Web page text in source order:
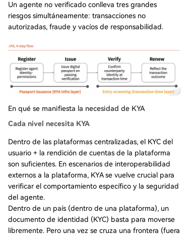
Un agente no verificado conlleva tres grandes
riesgos simultáneamente: transacciones no
autorizadas, fraude y vacíos de responsabilidad.
En qué se manifiesta la necesidad de KYA
Cada nivel necesita KYA
Dentro de las plataformas centralizadas, el KYC del
usuario + la rendición de cuentas de la plataforma
son suficientes. En escenarios de interoperabilidad
externos a la plataforma, KYA se vuelve crucial para
verificar el comportamiento específico y la seguridad
del agente.
Dentro de un país (dentro de una plataforma), un
documento de identidad (KYC) basta para moverse
libremente. Pero una vez se cruza una frontera (fuera